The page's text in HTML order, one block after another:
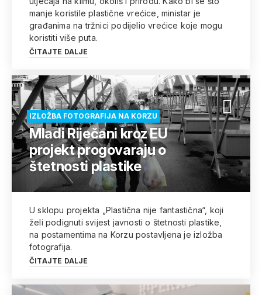
manje koristile plastične vrećice, ministar je
građanima na tržnici podijelio vrećice koje mogu
koristiti više puta.
ČITAJTE DALJE
IZLOŽBA FOTOGRAFIJA NA KORZU
Mladi Riječani kroz EU
projekt progovaraju o
štetnosti plastike
U sklopu projekta „Plastična nije fantastična“, koji
želi podignuti svijest javnosti o štetnosti plastike,
na postamentima na Korzu postavljena je izložba
fotografija.
ČITAJTE DALJE